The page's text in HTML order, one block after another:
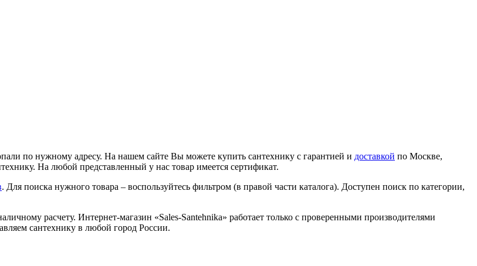
по нужному адресу. На нашем сайте Вы можете купить сантехнику с гарантией и доставкой по Москве,
На любой представленный у нас товар имеется сертификат.
. Для поиска нужного товара – воспользуйтесь фильтром (в правой части каталога). Доступен поиск по категории,
расчету. Интернет-магазин «Sales-Santehnika» работает только с проверенными производителями
сантехнику в любой город России.